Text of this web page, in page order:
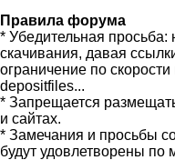
Правила форума
* Убедительная
скачивания, давая
ограничение по
depositfiles...
* Запрещается
и сайтах.
* Замечания и просьбы
будут удовлетворены по